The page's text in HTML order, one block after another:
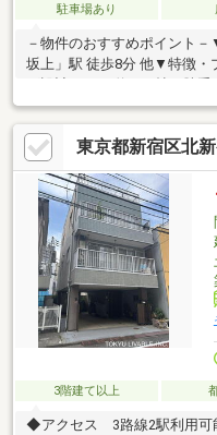
駐車場あり
－物件のおすすめポイント
坂上」駅 徒歩8分 他▼特徴・
近くの和室は客間としても活
ライトを採用・駐車スペー
ー「マルエツプチ中野中央店
小学校 徒歩7分(約510m)※前
限されます■ ご希望の住まい
━━━━━・・・物件の詳細
ださい。
東京都新宿区北
3階建て以上
◆アクセス 3路線2駅利用可